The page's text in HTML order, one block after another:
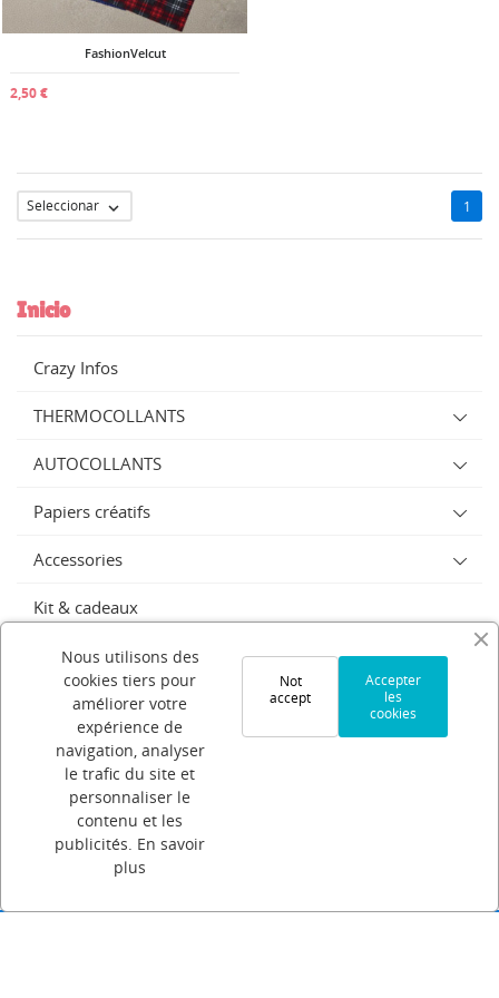
Inicio
Crazy Infos
THERMOCOLLANTS
AUTOCOLLANTS
Papiers créatifs
Accessories
Kit & cadeaux
SERIE LIMITEE
Sublimation
GABARITS
PAPIER SUBLIMATION
Strass
FashionVelcut
2,50 €
Seleccionar  1
((cancelText))
Nous utilisons des
cookies tiers pour
améliorer votre
expérience de
navigation, analyser
le trafic du site et
personnaliser le
contenu et les
publicités. En savoir
plus
Accepter
les
cookies
Not
accept